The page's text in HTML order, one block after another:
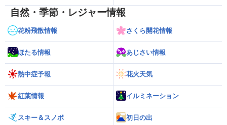
自然・季節・レジャー情報
花粉飛散情報 さくら開花情報
ほたる情報 あじさい情報
熱中症予報 花火天気
紅葉情報 イルミネーション
スキー＆スノボ 初日の出